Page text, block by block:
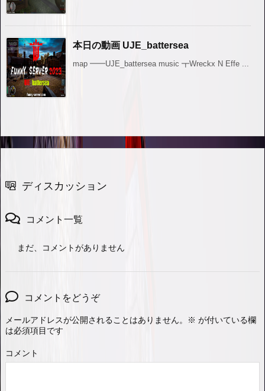
本日の動画 UJE_battersea
map ━━UJE_battersea music ┳Wreckx N Effe ...
ディスカッション
コメント一覧
まだ、コメントがありません
コメントをどうぞ
メールアドレスが公開されることはありません。 ※ が付いている欄
は必須項目です
コメント